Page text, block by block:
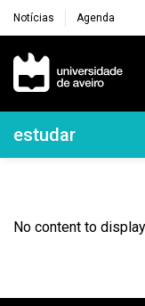
Notícias Agenda
Navegação
Navegação
estudar
No content to display